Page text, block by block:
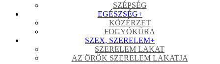
SZÉPSÉG
EGÉSZSÉG+
KÖZÉRZET
FOGYÓKÚRA
SZEX, SZERELEM+
SZERELEM LAKAT
AZ ÖRÖK SZERELEM LAKATJA